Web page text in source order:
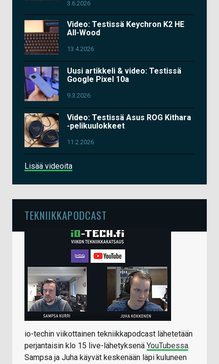
3.6.2026
Video: Testissä Keychron K2 HE
All-Wood
13.4.2026
Uusi artikkeli & video: Testissä
Google Pixel 10a
9.3.2026
Video: Testissä Asus ROG Kithara
-pelikuulokkeet
11.2.2026
Lisää videoita
TEKNIIKKAPODCAST
io-techin viikottainen tekniikkapodcast lähetetään
perjantaisin klo 15 live-lähetyksenä YouTubessa.
Sampsa ja Juha käyvät keskenään läpi kuluneen